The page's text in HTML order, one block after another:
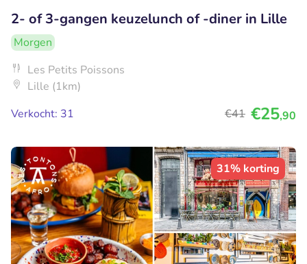
2- of 3-gangen keuzelunch of -diner in Lille
Morgen
Les Petits Poissons
Lille (1km)
Verkocht: 31
€41 €25,90
31% korting